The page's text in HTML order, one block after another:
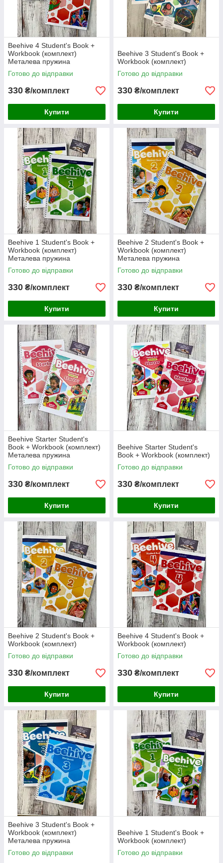
Beehive 4 Student's Book +
Workbook (комплект)
Металева пружина
Готово до відправки
330 ₴/комплект
Купити
Beehive 3 Student's Book +
Workbook (комплект)
Готово до відправки
330 ₴/комплект
Купити
Beehive 1 Student's Book +
Workbook (комплект)
Металева пружина
Готово до відправки
330 ₴/комплект
Купити
Beehive 2 Student's Book +
Workbook (комплект)
Металева пружина
Готово до відправки
330 ₴/комплект
Купити
Beehive Starter Student's
Book + Workbook (комплект)
Металева пружина
Готово до відправки
330 ₴/комплект
Купити
Beehive Starter Student's
Book + Workbook (комплект)
Готово до відправки
330 ₴/комплект
Купити
Beehive 2 Student's Book +
Workbook (комплект)
Готово до відправки
330 ₴/комплект
Купити
Beehive 4 Student's Book +
Workbook (комплект)
Готово до відправки
330 ₴/комплект
Купити
Beehive 3 Student's Book +
Workbook (комплект)
Металева пружина
Готово до відправки
Beehive 1 Student's Book +
Workbook (комплект)
Готово до відправки